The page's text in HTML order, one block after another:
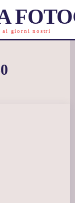
ai giorni nostri